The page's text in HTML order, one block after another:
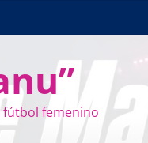
fútbol femenino